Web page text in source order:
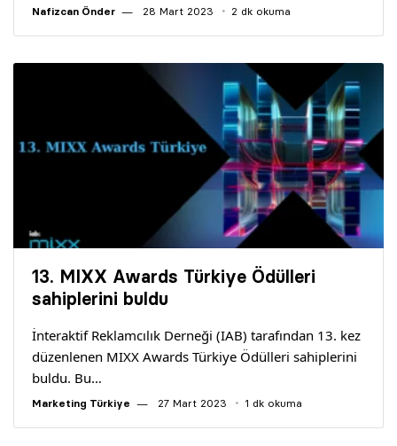
Nafizcan Önder 28 Mart 2023 2 dk okuma
13. MIXX Awards Türkiye Ödülleri
sahiplerini buldu
İnteraktif Reklamcılık Derneği (IAB) tarafından 13. kez
düzenlenen MIXX Awards Türkiye Ödülleri sahiplerini
buldu. Bu…
Marketing Türkiye 27 Mart 2023 1 dk okuma